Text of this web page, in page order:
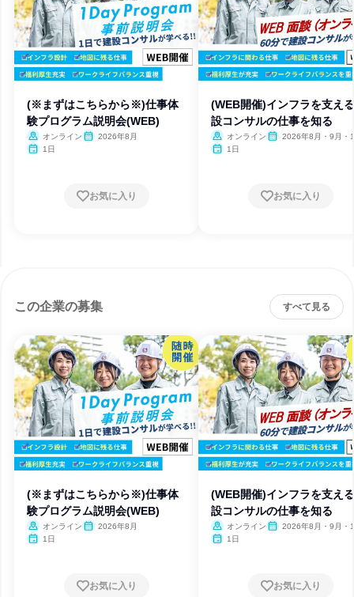
(※まずはこちらから※)仕事体
験プログラム説明会(WEB)
オンライン
2026年8月
1日
お気に入り
(WEB開催)インフラを支え
設コンサルの仕事を知る
オンライン
2026年8月・9月・
1日
お気に入り
この企業の募集 すべて見る
(※まずはこちらから※)仕事体
験プログラム説明会(WEB)
オンライン
2026年8月
1日
お気に入り
(WEB開催)インフラを支え
設コンサルの仕事を知る
オンライン
2026年8月・9月・
1日
お気に入り